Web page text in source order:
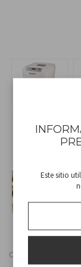
Cod
Este sitio